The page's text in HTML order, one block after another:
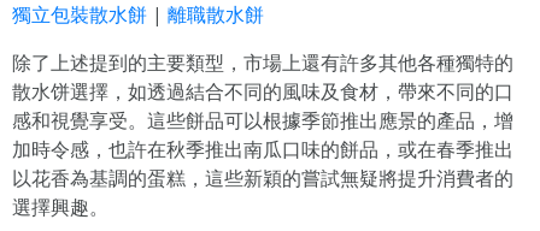
獨立包裝散水餅 | 離職散水餅
除了上述提到的主要類型，市場上還有許多其他各種獨特的
散水饼選擇，如透過結合不同的風味及食材，帶來不同的口
感和視覺享受。這些餅品可以根據季節推出應景的產品，增
加時令感，也許在秋季推出南瓜口味的餅品，或在春季推出
以花香為基調的蛋糕，這些新穎的嘗試無疑將提升消費者的
選擇興趣。